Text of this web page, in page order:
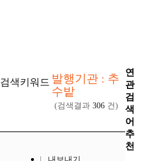
검색키워드 발행기관 : 추
수밭
(검색결과 306 건)
연
관
검
색
어
추
천